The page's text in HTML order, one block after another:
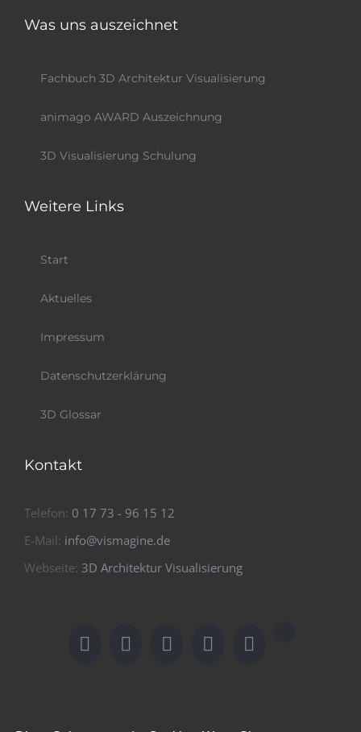
Was uns auszeichnet
Fachbuch 3D Architektur Visualisierung
animago AWARD Auszeichnung
3D Visualisierung Schulung
Weitere Links
Start
Aktuelles
Impressum
Datenschutzerklärung
3D Glossar
Kontakt
Telefon: 0 17 73 - 96 15 12
E-Mail: info@vismagine.de
Webseite: 3D Architektur Visualisierung